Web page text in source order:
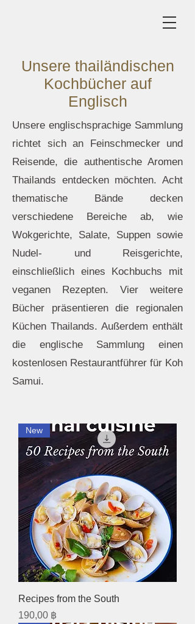
Unsere thailändischen
Kochbücher auf
Englisch
Unsere englischsprachige Sammlung
richtet sich an Feinschmecker und
Reisende, die authentische Aromen
Thailands entdecken möchten. Acht
thematische Bände decken
verschiedene Bereiche ab, wie
Wokgerichte, Salate, Suppen sowie
Nudel- und Reisgerichte,
einschließlich eines Kochbuchs mit
veganen Rezepten. Vier weitere
Bücher präsentieren die regionalen
Küchen Thailands. Außerdem enthält
die englische Sammlung einen
kostenlosen Restaurantführer für Koh
Samui.
New
Recipes from the South
Preis
190,00 ฿